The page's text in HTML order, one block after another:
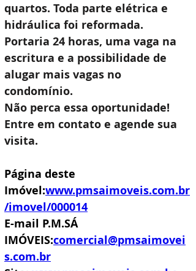
quartos. Toda parte elétrica e
hidráulica foi reformada.
Portaria 24 horas, uma vaga na
escritura e a possibilidade de
alugar mais vagas no
condomínio.
Não perca essa oportunidade!
Entre em contato e agende sua
visita.
Página deste
Imóvel:www.pmsaimoveis.com.br
/imovel/000014
E-mail P.M.SÁ
IMÓVEIS:comercial@pmsaimovei
s.com.br